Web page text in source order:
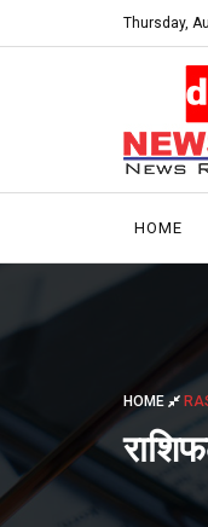
Thursday,
HOME
HOME